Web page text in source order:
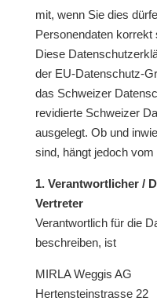
mit, wenn Sie dies
Personendaten korrekt
Diese
der EU-Datenschutz-
das Schweizer
revidierte Schweizer
ausgelegt. Ob und
sind, hängt jedoch vom
1. Verantwortlicher /
Vertreter
Verantwortlich für die
beschreiben, ist
MIRLA Weggis AG
Hertensteinstrasse 22